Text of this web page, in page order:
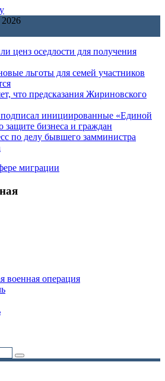
2026
ценз оседлости для получения
льготы для семей участников
что предсказания Жириновского
инициированные «Единой
защите бизнеса и граждан
по делу бывшего замминистра
военная операция